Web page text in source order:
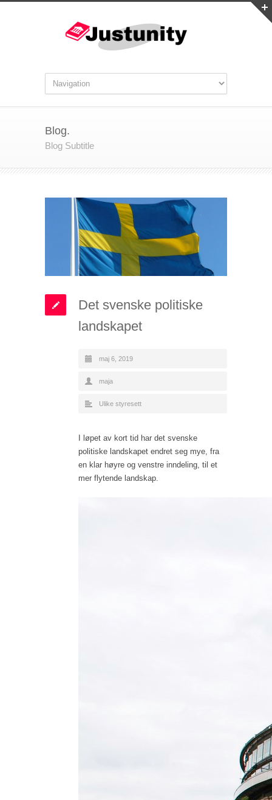
Blog.
Blog Subtitle
Det svenske politiske
landskapet
maj 6, 2019
maja
Ulike styresett
I løpet av kort tid har det svenske
politiske landskapet endret seg mye, fra
en klar høyre og venstre inndeling, til et
mer flytende landskap.